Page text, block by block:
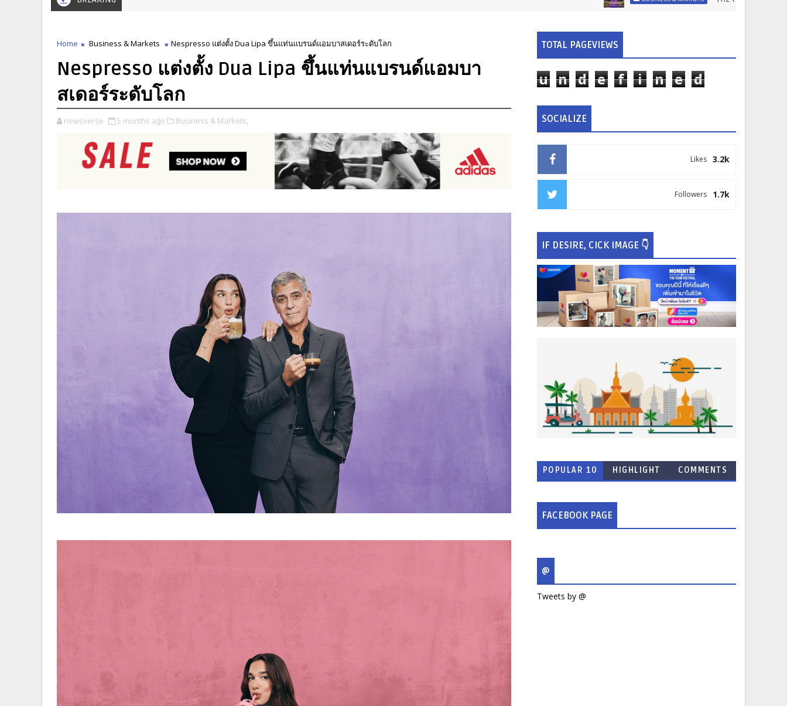
Home Business & Markets Nespresso แต่งตั้ง Dua Lipa ขึ้นแท่นแบรนด์แอมบาสเดอร์ระดับโลก
Nespresso แต่งตั้ง Dua Lipa ขึ้นแท่นแบรนด์แอมบา
สเดอร์ระดับโลก
newsverse 5 months ago Business & Markets,
TOTAL PAGEVIEWS
u n d e f i n e d
SOCIALIZE
3.2k
Likes
1.7k
Followers
IF DESIRE, CICK IMAGE 👇
POPULAR 10
HIGHLIGHT
COMMENTS
FACEBOOK PAGE
@
Tweets by @